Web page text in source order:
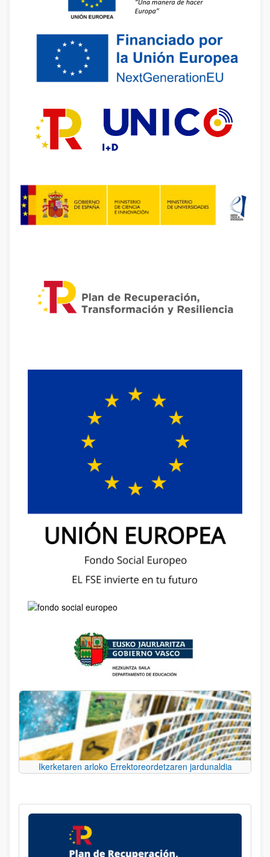
Ikerketaren arloko Errektoreordetzaren jardunaldia